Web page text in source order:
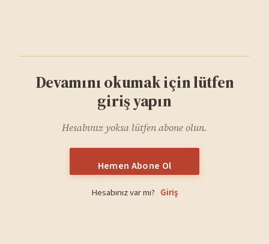
Devamını okumak için lütfen
giriş yapın
Hesabınız yoksa lütfen abone olun.
Hemen Abone Ol
Hesabınız var mı? Giriş